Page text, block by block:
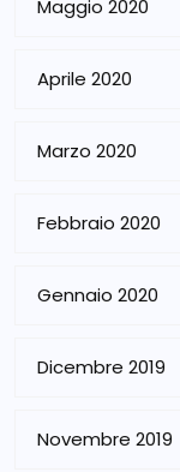
Maggio 2020
Aprile 2020
Marzo 2020
Febbraio 2020
Gennaio 2020
Dicembre 2019
Novembre 2019